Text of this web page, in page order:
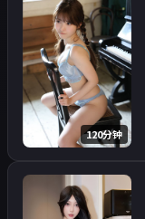
120分钟